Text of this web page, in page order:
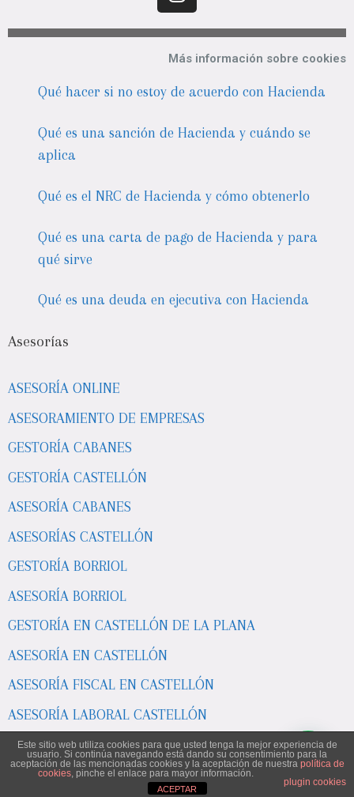
Más información sobre cookies
Qué hacer si no estoy de acuerdo con Hacienda
Qué es una sanción de Hacienda y cuándo se
aplica
Qué es el NRC de Hacienda y cómo obtenerlo
Qué es una carta de pago de Hacienda y para
qué sirve
Qué es una deuda en ejecutiva con Hacienda
Asesorías
ASESORÍA ONLINE
ASESORAMIENTO DE EMPRESAS
GESTORÍA CABANES
GESTORÍA CASTELLÓN
ASESORÍA CABANES
ASESORÍAS CASTELLÓN
GESTORÍA BORRIOL
ASESORÍA BORRIOL
GESTORÍA EN CASTELLÓN DE LA PLANA
ASESORÍA EN CASTELLÓN
ASESORÍA FISCAL EN CASTELLÓN
ASESORÍA LABORAL CASTELLÓN
ASESORÍA POBLA TORNESA
ASESORÍAS EN CASTELLÓN DE LA PLANA
Este sitio web utiliza cookies para que usted tenga la mejor experiencia de
usuario. Si continúa navegando está dando su consentimiento para la
aceptación de las mencionadas cookies y la aceptación de nuestra política de
cookies, pinche el enlace para mayor información.
plugin cookies
ACEPTAR